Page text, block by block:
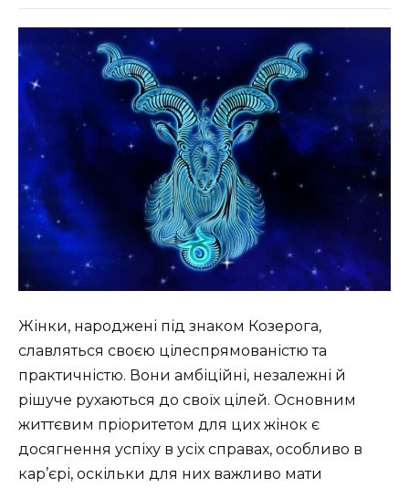
Жінки, народжені під знаком Козерога,
славляться своєю цілеспрямованістю та
практичністю. Вони амбіційні, незалежні й
рішуче рухаються до своїх цілей. Основним
життєвим пріоритетом для цих жінок є
досягнення успіху в усіх справах, особливо в
кар’єрі, оскільки для них важливо мати